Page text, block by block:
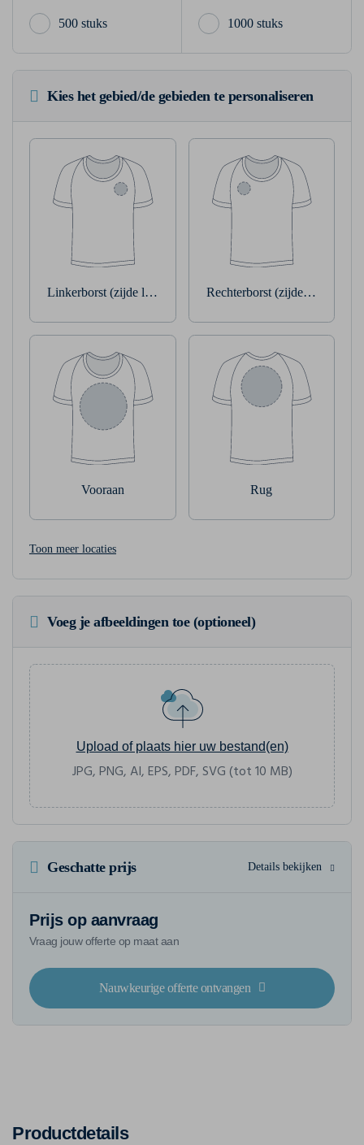
500 stuks 1000 stuks
Kies het gebied/de gebieden te personaliseren
Linkerborst (zijde linkerarm) Rechterborst (zijde
Vooraan Rug
Toon meer locaties
Voeg je afbeeldingen toe (optioneel)
Upload of plaats hier uw bestand(en)
JPG, PNG, AI, EPS, PDF, SVG (tot 10 MB)
Geschatte prijs Details bekijken
Prijs op aanvraag
Vraag jouw offerte op maat aan
Nauwkeurige offerte ontvangen
Productdetails